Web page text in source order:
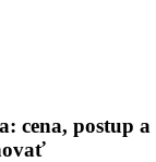
cena, postup